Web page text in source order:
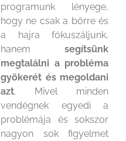
programunk lényege,
hogy ne csak a bőrre és
a hajra fókuszáljunk,
hanem segítsünk
megtalálni a probléma
gyökerét és megoldani
azt. Mivel minden
vendégnek egyedi a
problémája és sokszor
nagyon sok figyelmet